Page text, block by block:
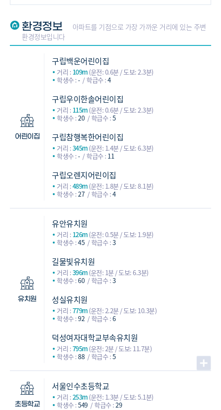
환경정보
아파트를 기점으로 가장 가까운 거리에 있는 주변
환경정보입니다
어린이집
구립백운어린이집
거리 : 109m(운전: 0.6분 / 도보: 2.3분)
학생수 :- 학급수 :4
구립우이한솔어린이집
거리 : 115m(운전: 0.6분 / 도보: 2.3분)
학생수 :20 학급수 :5
구립참행복한어린이집
거리 :345m(운전: 1.4분 / 도보: 6.3분)
학생수 :- 학급수 : 11
구립오렌지어린이집
거리 :489m(운전: 1.8분 / 도보: 8.1분)
학생수 :27 학급수 :4
유치원
유안유치원
거리 : 126m(운전: 0.5분 / 도보: 1.9분)
학생수 :45 학급수 :3
길물빛유치원
거리 :396m(운전: 1분 / 도보: 6.3분)
학생수 :60 학급수 :3
성실유치원
거리 :779m(운전: 2.2분 / 도보: 10.3분)
학생수 :92 학급수 :6
덕성여자대학교부속유치원
거리 :795m(운전: 2분 / 도보: 11.7분)
학생수 :88 학급수 :5
초등학교
서울인수초등학교
거리 :253m(운전: 1.3분 / 도보: 5.1분)
학생수 :549 학급수 :29